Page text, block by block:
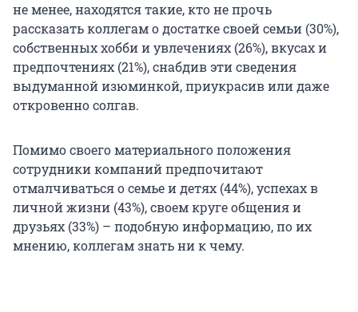
не менее, находятся такие, кто не прочь
рассказать коллегам о достатке своей семьи (30%),
собственных хобби и увлечениях (26%), вкусах и
предпочтениях (21%), снабдив эти сведения
выдуманной изюминкой, приукрасив или даже
откровенно солгав.
Помимо своего материального положения
сотрудники компаний предпочитают
отмалчиваться о семье и детях (44%), успехах в
личной жизни (43%), своем круге общения и
друзьях (33%) – подобную информацию, по их
мнению, коллегам знать ни к чему.